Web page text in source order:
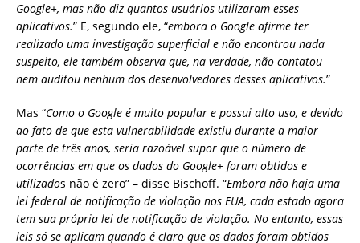
Google+, mas não diz quantos usuários utilizaram esses
aplicativos.” E, segundo ele, “embora o Google afirme ter
realizado uma investigação superficial e não encontrou nada
suspeito, ele também observa que, na verdade, não contatou
nem auditou nenhum dos desenvolvedores desses aplicativos.”
Mas “Como o Google é muito popular e possui alto uso, e devido
ao fato de que esta vulnerabilidade existiu durante a maior
parte de três anos, seria razoável supor que o número de
ocorrências em que os dados do Google+ foram obtidos e
utilizados não é zero” – disse Bischoff. “Embora não haja uma
lei federal de notificação de violação nos EUA, cada estado agora
tem sua própria lei de notificação de violação. No entanto, essas
leis só se aplicam quando é claro que os dados foram obtidos